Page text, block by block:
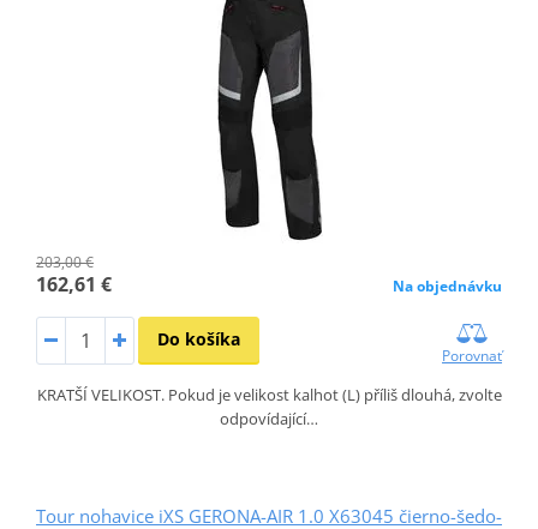
203,00 €
162,61 € Na objednávku
Do košíka
Porovnať
KRATŠÍ VELIKOST. Pokud je velikost kalhot (L) příliš dlouhá, zvolte
odpovídající…
Tour nohavice iXS GERONA-AIR 1.0 X63045 čierno-šedo-